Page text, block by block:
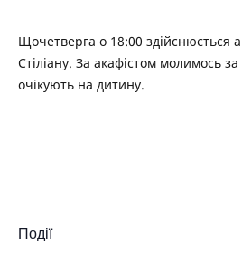
Щочетверга о 18:00 здійснюється
Стіліану. За акафістом молимось за
очікують на дитину.
Події